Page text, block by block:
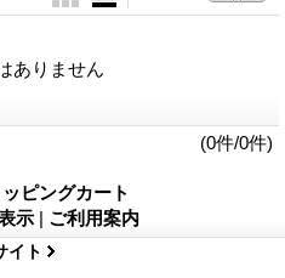
ありません
(0件/0件)
ピングカート
示 | ご利用案内
イト